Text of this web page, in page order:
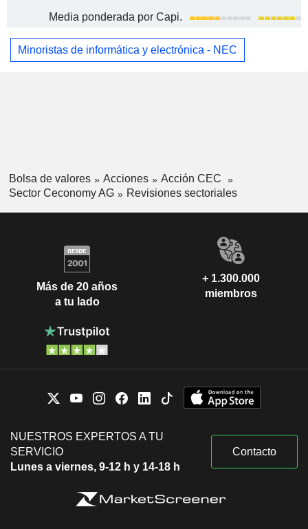
Media ponderada por Capi.
Minoristas de informática y electrónica - NEC
Bolsa de valores Acciones
Acción CEC
Sector Ceconomy AG
Revisiones sectoriales
Más de 20 años
a tu lado
+ 1.300.000
miembros
NUESTROS EXPERTOS A TU
SERVICIO
Lunes a viernes, 9-12 h y 14-18 h
Contacto